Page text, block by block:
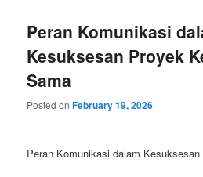
Peran Komunikasi
Kesuksesan Proyek
Sama
Posted onFebruary 19, 2026
Peran Komunikasi dalam